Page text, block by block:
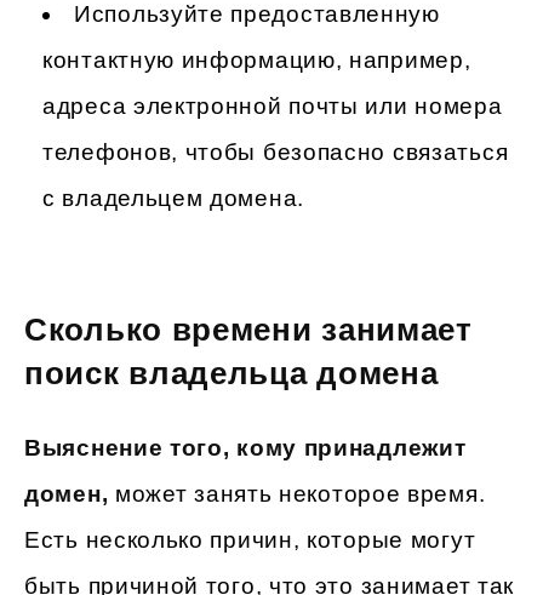
Используйте предоставленную
контактную информацию, например,
адреса электронной почты или номера
телефонов, чтобы безопасно связаться
с владельцем домена.
Сколько времени занимает
поиск владельца домена
Выяснение того, кому принадлежит
домен, может занять некоторое время.
Есть несколько причин, которые могут
быть причиной того, что это занимает так